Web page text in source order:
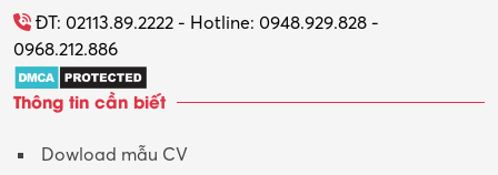
Tổ chức sự kiện – Quà tặng
Trợ lý
Tư vấn
Tư vấn – Kiến trúc
ĐT: 02113.89.2222 - Hotline: 0948.929.828 -
0968.212.886
Thông tin cần biết
Dowload mẫu CV